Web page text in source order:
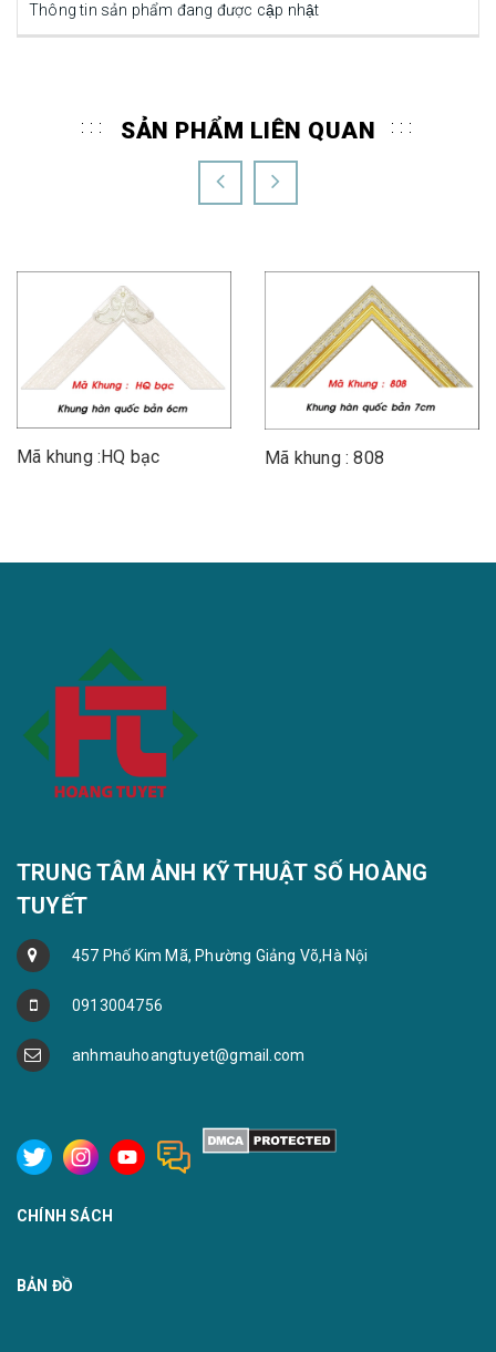
Thông tin sản phẩm đang được cập nhật
SẢN PHẨM LIÊN QUAN
Mã khung :HQ bạc Mã khung : 808
TRUNG TÂM ẢNH KỸ THUẬT SỐ HOÀNG
TUYẾT
457 Phố Kim Mã, Phường Giảng Võ,Hà Nội
0913004756
anhmauhoangtuyet@gmail.com
CHÍNH SÁCH
BẢN ĐỒ